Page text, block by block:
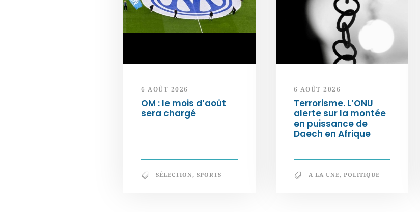
6 AOÛT 2026
OM : le mois d’août
sera chargé
SÉLECTION, SPORTS
6 AOÛT 2026
Terrorisme. L’ONU
alerte sur la montée
en puissance de
Daech en Afrique
A LA UNE, POLITIQUE